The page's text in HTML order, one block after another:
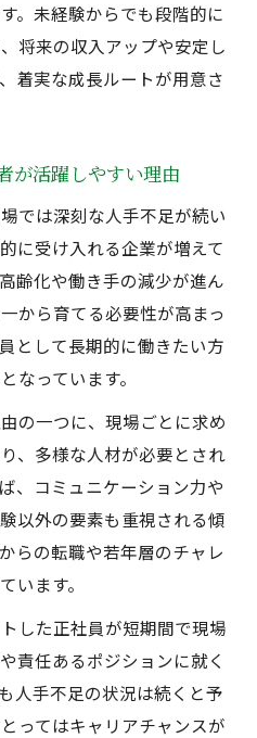
。未経験からでも段階的に
将来の収入アップや安定し
着実な成長ルートが用意さ
が活躍しやすい理由
では深刻な人手不足が続い
に受け入れる企業が増えて
齢化や働き手の減少が進ん
から育てる必要性が高まっ
として長期的に働きたい方
なっています。
の一つに、現場ごとに求め
、多様な人材が必要とされ
、コミュニケーション力や
以外の要素も重視される傾
らの転職や若年層のチャレ
います。
した正社員が短期間で現場
責任あるポジションに就く
人手不足の状況は続くと予
ってはキャリアチャンスが